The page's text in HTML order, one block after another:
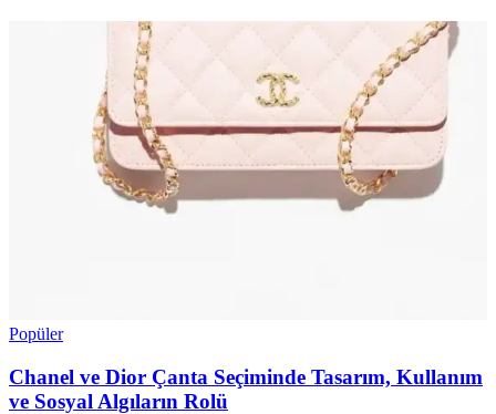
Popüler
Chanel ve Dior Çanta Seçiminde Tasarım, Kullanım
ve Sosyal Algıların Rolü